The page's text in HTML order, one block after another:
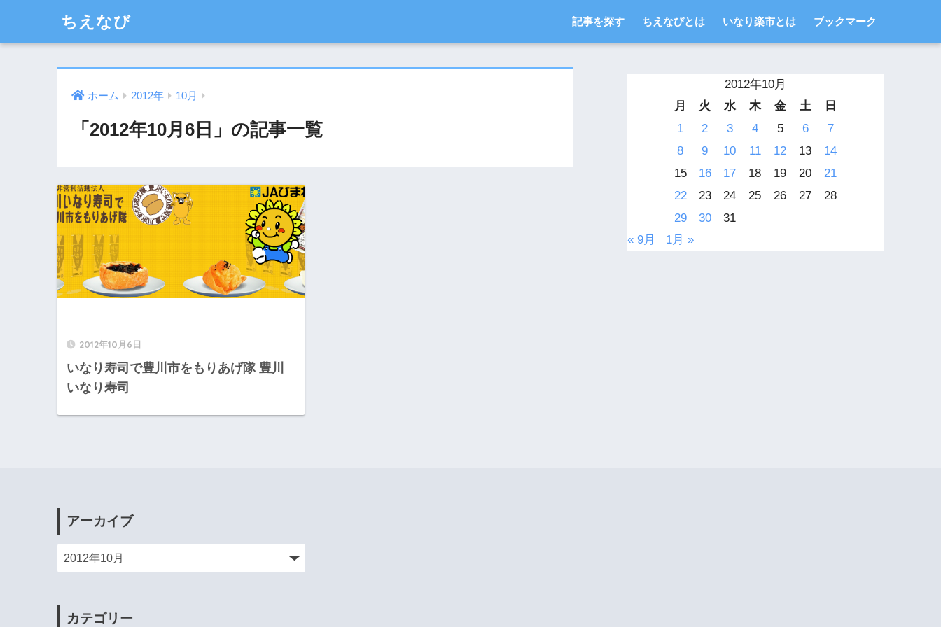
ちえなび 記事を探す ちえなびとは いなり楽市とは ブックマーク
ホーム 2012年 10月
「2012年10月6日」の記事一覧
2012年10月6日
いなり寿司で豊川市をもりあげ隊 豊川
いなり寿司
2012年10月
月
火 水 木 金 土
日
1
2 3 4 5 6
7
8
9 10 11 12 13
14
15
16 17 18 19 20
21
22
23 24 25 26 27
28
29
30
31
« 9月
1月 »
アーカイブ
カテゴリー